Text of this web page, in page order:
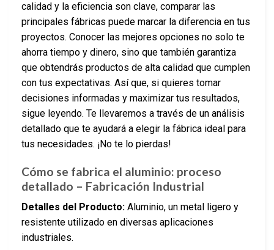
calidad y la eficiencia son clave, comparar las
principales fábricas puede marcar la diferencia en tus
proyectos. Conocer las mejores opciones no solo te
ahorra tiempo y dinero, sino que también garantiza
que obtendrás productos de alta calidad que cumplen
con tus expectativas. Así que, si quieres tomar
decisiones informadas y maximizar tus resultados,
sigue leyendo. Te llevaremos a través de un análisis
detallado que te ayudará a elegir la fábrica ideal para
tus necesidades. ¡No te lo pierdas!
Cómo se fabrica el aluminio: proceso
detallado – Fabricación Industrial
Detalles del Producto: Aluminio, un metal ligero y
resistente utilizado en diversas aplicaciones
industriales.